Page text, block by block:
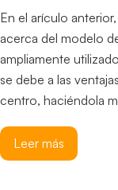
En el arículo
acerca del modelo
ampliamente
se debe a las
centro, haciéndola
Leer más